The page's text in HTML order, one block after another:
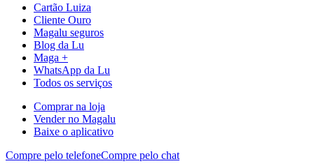
Cartão Luiza
Cliente Ouro
Magalu seguros
Blog da Lu
Maga +
WhatsApp da Lu
Todos os serviços
Comprar na loja
Vender no Magalu
Baixe o aplicativo
Compre pelo telefoneCompre pelo chat